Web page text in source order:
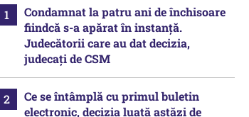
Condamnat la patru ani de închisoare
fiindcă s-a apărat în instanță.
Judecătorii care au dat decizia,
judecați de CSM
Ce se întâmplă cu primul buletin
electronic, decizia luată astăzi de